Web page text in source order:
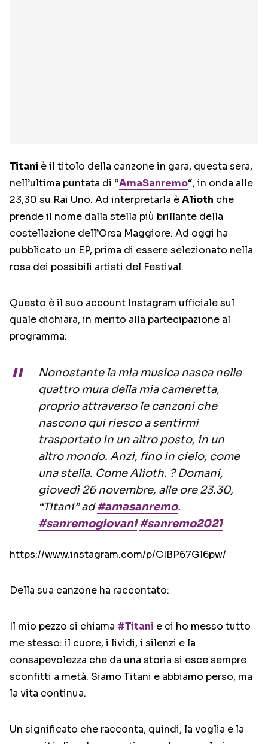
Titani è il titolo della canzone in gara, questa sera,
nell’ultima puntata di “AmaSanremo“, in onda alle
23,30 su Rai Uno. Ad interpretarla èAlioth che
prende il nome dalla stella più brillante della
costellazione dell’Orsa Maggiore. Ad oggi ha
pubblicato un EP, prima di essere selezionato nella
rosa dei possibili artisti del Festival.
Questo è il suo account Instagram ufficiale sul
quale dichiara, in merito alla partecipazione al
programma:
Nonostante la mia musica nasca nelle
quattro mura della mia cameretta,
proprio attraverso le canzoni che
nascono qui riesco a sentirmi
trasportato in un altro posto, in un
altro mondo. Anzi, fino in cielo, come
una stella. Come Alioth. ? Domani,
giovedì 26 novembre, alle ore 23.30,
“Titani” ad#amasanremo.
#sanremogiovani #sanremo2021
https://www.instagram.com/p/CIBP67Gl6pw/
Della sua canzone ha raccontato:
Il mio pezzo si chiama #Titani e ci ho messo tutto
me stesso: il cuore, i lividi, i silenzi e la
consapevolezza che da una storia si esce sempre
sconfitti a metà. Siamo Titani e abbiamo perso, ma
la vita continua.
Un significato che racconta, quindi, la voglia e la